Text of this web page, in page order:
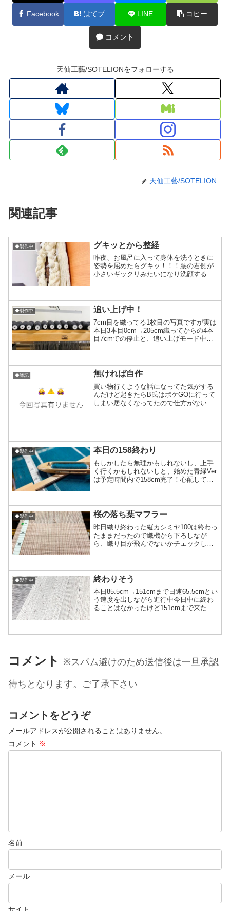
Facebook はてブ LINE コピー
コメント
天仙工藝/SOTELIONをフォローする
天仙工藝/SOTELION
関連記事
◆製作中 グキッとから整経
昨夜、お風呂に入って身体を洗うときに
姿勢を屈めたらグキッ！！！腰の右側が
小さいギックリみたいになり洗顔する時
はスイカマフラーのあれこれを用意する
予定だったけど完全に止め...
◆製作中 追い上げ中！
7cm目を織ってる1枚目の写真ですが実は
本日3本目0cm→205cm織ってからの4本
目7cmでの停止と、追い上げモード中で
ような真面目な話題が多くめちゃくちゃ
順調に...
◆雑記 無ければ自作
買い物行くような話になってた気がする
んだけど起きたらB氏はポケGOに行って
しまい居なくなってたので仕方がないか
◆製作中 本日の158終わり
もしかしたら無理かもしれないし、上手
く行くかもしれないしと、始めた青緑Ver
は予定時間内で158cm完了！心配してた
アクシデントのみ非常に順調な158cmで
した(*´ω...
◆製作中 桜の落ち葉マフラー
昨日織り終わった縦カシミヤ100は終わっ
たままだったので織機から下ろしなが
ら、織り目が飛んでないかチェックし飛
機上げ。この糸は、桜が紅葉した葉っぱ
を集めて染めた糸でワザ...
◆製作中 終わりそう
本日85.5cm→151cmまで日速65.5cmとい
う速度を出しながら進行中今日中に終わ
ることはなかったけど151cmまで来たし
織る速度が落ちると思ってたのに実際蓋
コメント ※スパム避けのため送信後は一旦承認
待ちとなります。ご了承下さい
コメントをどうぞ
メールアドレスが公開されることはありません。
コメント ※
名前
メール
サイト